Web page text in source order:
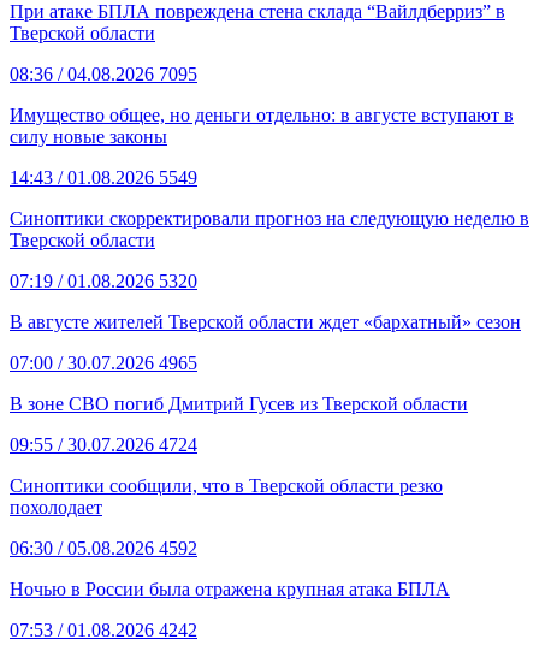
При атаке БПЛА повреждена стена склада “Вайлдберриз” в
Тверской области
08:36 / 04.08.2026 7095
Имущество общее, но деньги отдельно: в августе вступают в
силу новые законы
14:43 / 01.08.2026 5549
Синоптики скорректировали прогноз на следующую неделю в
Тверской области
07:19 / 01.08.2026 5320
В августе жителей Тверской области ждет «бархатный» сезон
07:00 / 30.07.2026 4965
В зоне СВО погиб Дмитрий Гусев из Тверской области
09:55 / 30.07.2026 4724
Синоптики сообщили, что в Тверской области резко
похолодает
06:30 / 05.08.2026 4592
Ночью в России была отражена крупная атака БПЛА
07:53 / 01.08.2026 4242